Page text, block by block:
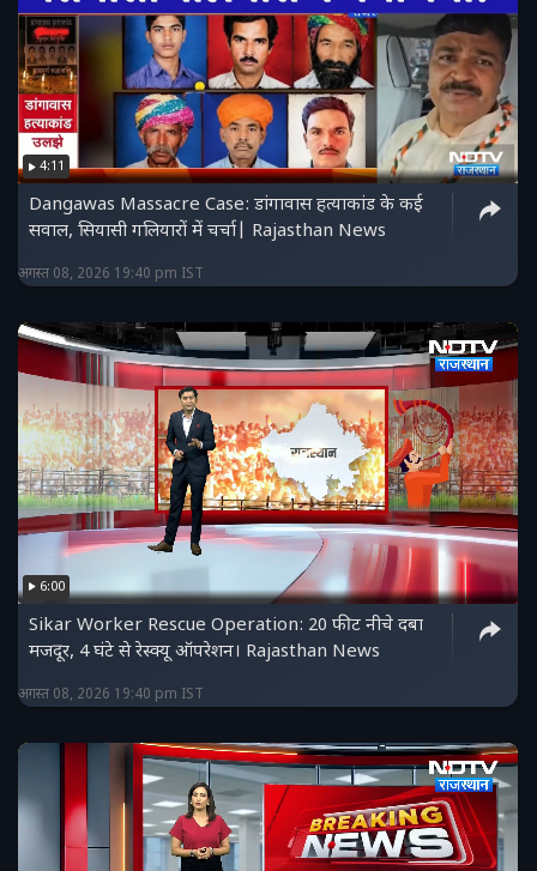
4:11
Dangawas Massacre Case: डांगावास हत्याकांड के कई
सवाल, सियासी गलियारों में चर्चा| Rajasthan News
अगस्त 08, 2026 19:40 pm IST
6:00
Sikar Worker Rescue Operation: 20 फीट नीचे दबा
मजदूर, 4 घंटे से रेस्क्यू ऑपरेशन। Rajasthan News
अगस्त 08, 2026 19:40 pm IST